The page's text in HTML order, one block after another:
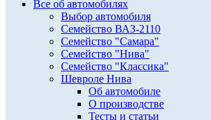
Все об автомобилях
Выбор автомобиля
Семейство ВАЗ-2110
Семейство "Самара"
Семейство "Нива"
Семейство "Классика"
Шевроле Нива
Об автомобиле
О производстве
Тесты и статьи